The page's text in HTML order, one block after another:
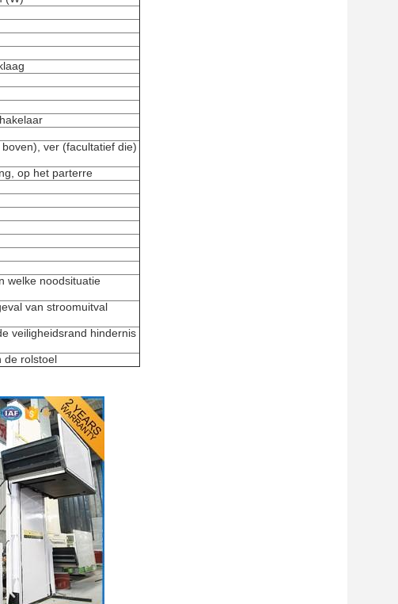
ver (facultatief die)
op het parterre
welke noodsituatie
van stroomuitval
veiligheidsrand hindernis
de rolstoel